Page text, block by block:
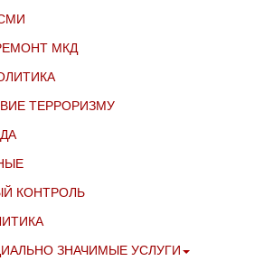
МКД
ТЕРРОРИЗМУ
КОНТРОЛЬ
ЗНАЧИМЫЕ УСЛУГИ